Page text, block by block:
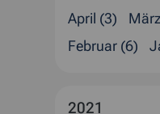
April (3)
Februar (6)
2021